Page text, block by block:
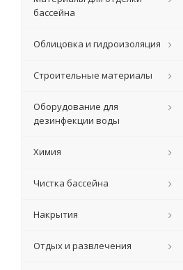
бассейна
Облицовка и гидроизоляция
Строительные материалы
Оборудование для
дезинфекции воды
Химия
Чистка бассейна
Накрытия
Отдых и развлечения